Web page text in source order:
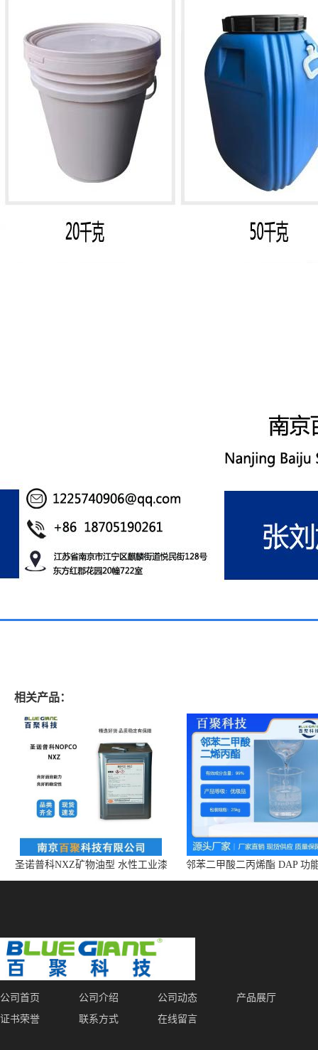
相关产品：
圣诺普科NXZ矿物油型 水性工业漆
消泡剂 持久抑泡 现货
邻苯二甲酸二丙烯酯 DAP 功
体 增塑剂 CAS:131-17-9
公司首页 公司介绍 公司动态
产品展厅
证书荣誉
联系方式 在线留言